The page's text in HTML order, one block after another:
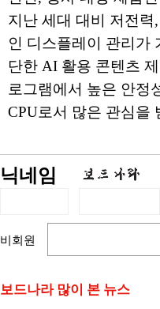
지난 세대 대비 저전력
인 디스플레이 관리가
단한 AI 활용 콘텐츠
로그램에서 높은 안정
CPU로서 많은 관심을
닉네임
비회원
보드나라 많이 본 뉴스